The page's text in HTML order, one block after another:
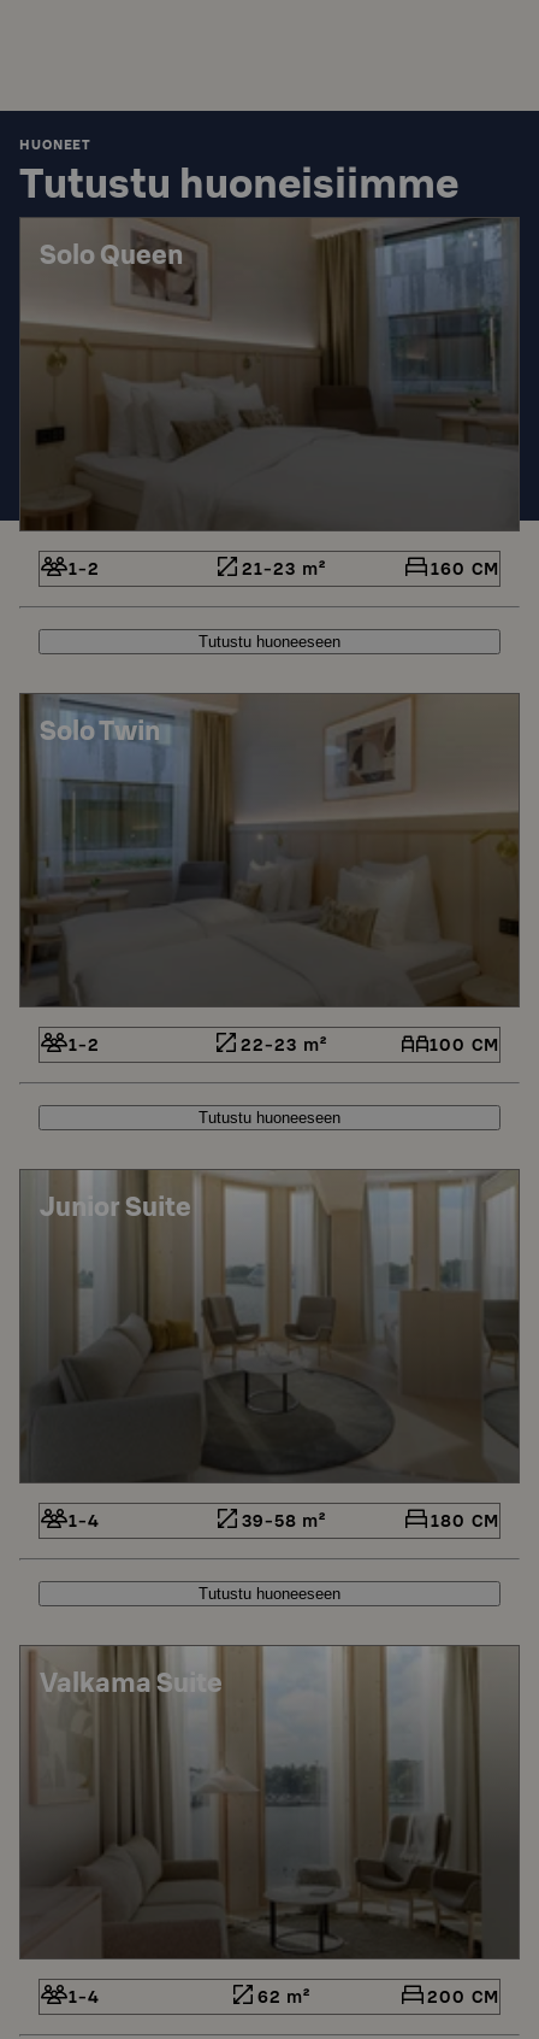
HUONEET
Tutustu huoneisiimme
Solo Queen
1-2 21-23 m² 160 CM
Tutustu huoneeseen
Solo Twin
1-2 22-23 m² 100 CM
Tutustu huoneeseen
Junior Suite
1-4 39-58 m² 180 CM
Tutustu huoneeseen
Valkama Suite
1-4 62 m² 200 CM